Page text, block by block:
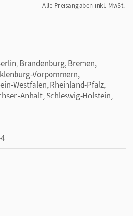
Alle Preisangaben inkl. MwSt.
Brandenburg, Bremen,
Vorpommern,
Westfalen, Rheinland-Pfalz,
Anhalt, Schleswig-Holstein,